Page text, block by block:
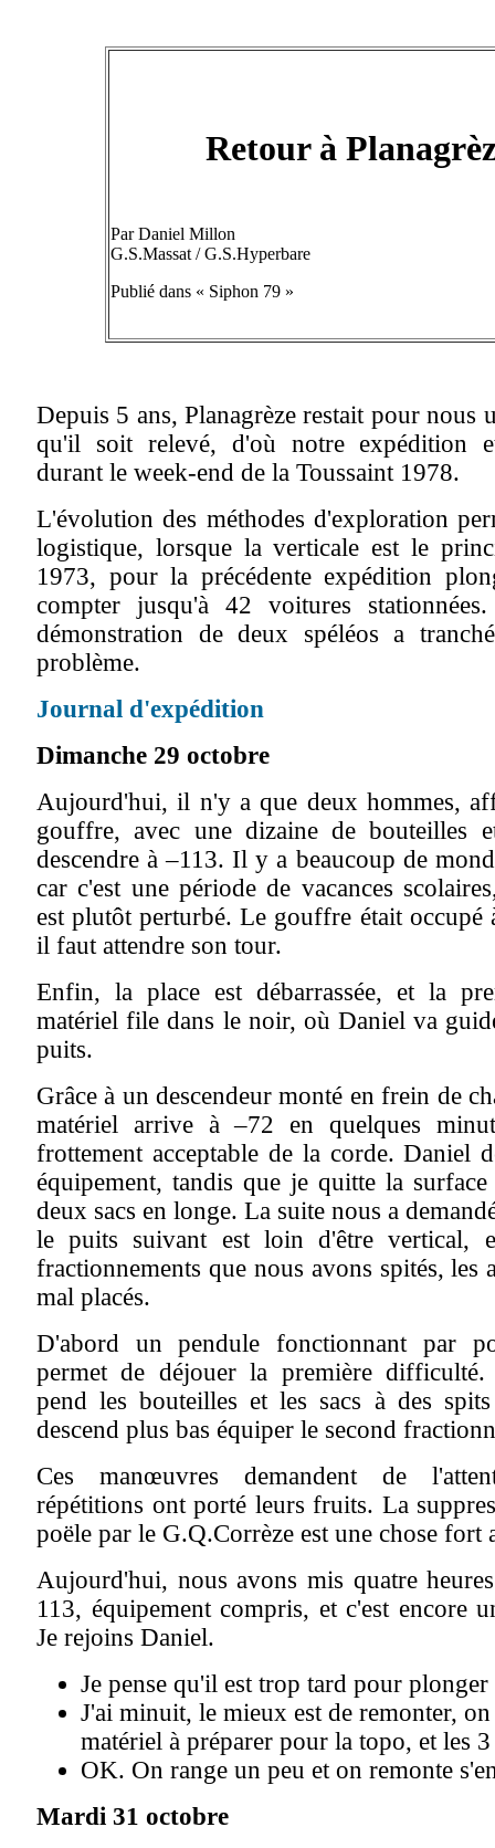
Retour à
Par Daniel Millon
G.S.Massat / G.S.Hyperbare
Publié dans « Siphon 79 »
Depuis 5 ans, Planagrèze restait pour nous
qu'il soit relevé, d'où notre expédition
durant le week-end de la Toussaint 1978.
L'évolution des méthodes d'exploration
logistique, lorsque la verticale est le
1973, pour la précédente expédition
compter jusqu'à 42 voitures
démonstration de deux spéléos a
problème.
Journal d'expédition
Dimanche 29 octobre
Aujourd'hui, il n'y a que deux hommes,
gouffre, avec une dizaine de bouteilles
descendre à –113. Il y a beaucoup de
car c'est une période de vacances
est plutôt perturbé. Le gouffre était occupé
il faut attendre son tour.
Enfin, la place est débarrassée, et la
matériel file dans le noir, où Daniel va
puits.
Grâce à un descendeur monté en frein de
matériel arrive à –72 en quelques
frottement acceptable de la corde. Daniel
équipement, tandis que je quitte la
deux sacs en longe. La suite nous a
le puits suivant est loin d'être vertical,
fractionnements que nous avons spités, les
mal placés.
D'abord un pendule fonctionnant par
permet de déjouer la première difficulté.
pend les bouteilles et les sacs à des
descend plus bas équiper le second
Ces manœuvres demandent de
répétitions ont porté leurs fruits. La
poële par le G.Q.Corrèze est une chose fort
Aujourd'hui, nous avons mis quatre
113, équipement compris, et c'est encore
Je rejoins Daniel.
Je pense qu'il est trop tard pour
J'ai minuit, le mieux est de remonter,
matériel à préparer pour la topo, et les
OK. On range un peu et on remonte
Mardi 31 octobre